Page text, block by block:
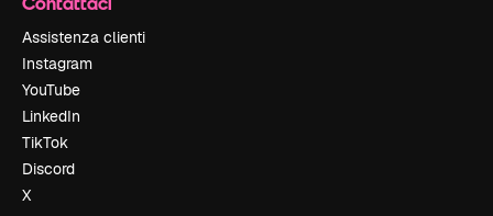
Assistenza clienti
Instagram
YouTube
LinkedIn
TikTok
Discord
X